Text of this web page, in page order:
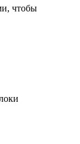
чтобы